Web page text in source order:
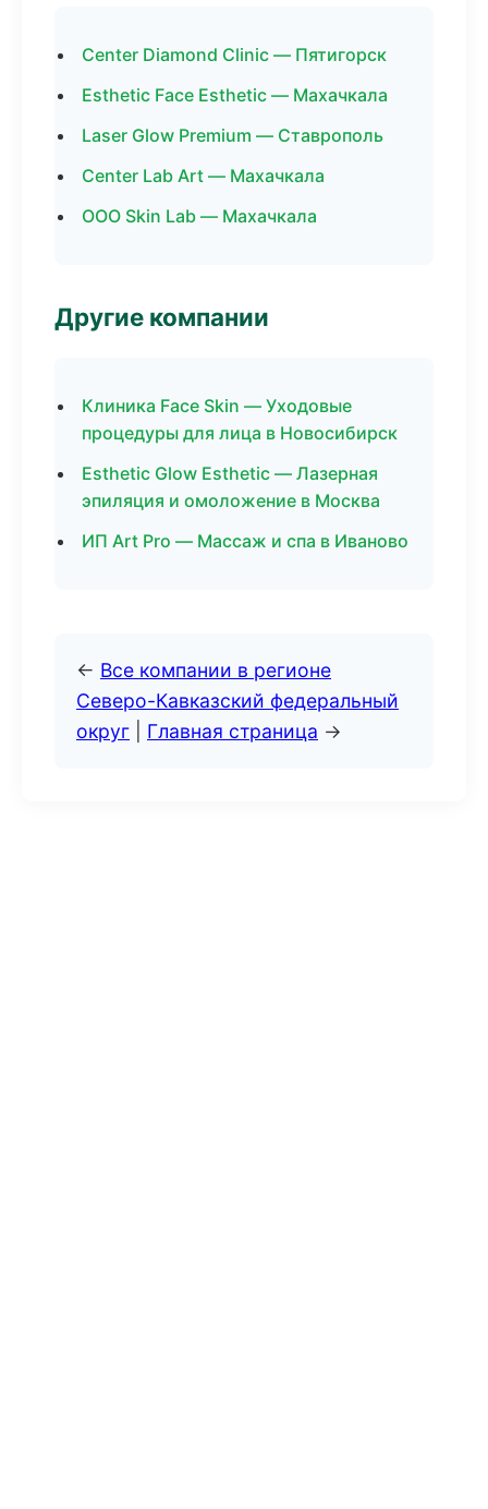
Center Diamond Clinic — Пятигорск
Esthetic Face Esthetic — Махачкала
Laser Glow Premium — Ставрополь
Center Lab Art — Махачкала
ООО Skin Lab — Махачкала
Другие компании
Клиника Face Skin — Уходовые
процедуры для лица в Новосибирск
Esthetic Glow Esthetic — Лазерная
эпиляция и омоложение в Москва
ИП Art Pro — Массаж и спа в Иваново
← Все компании в регионе
Северо-Кавказский федеральный
округ
Главная страница →